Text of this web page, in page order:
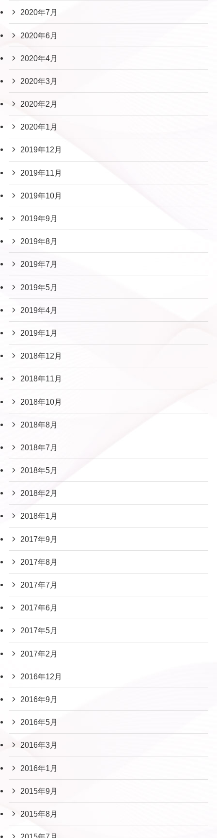
2020年7月
2020年6月
2020年4月
2020年3月
2020年2月
2020年1月
2019年12月
2019年11月
2019年10月
2019年9月
2019年8月
2019年7月
2019年5月
2019年4月
2019年1月
2018年12月
2018年11月
2018年10月
2018年8月
2018年7月
2018年5月
2018年2月
2018年1月
2017年9月
2017年8月
2017年7月
2017年6月
2017年5月
2017年2月
2016年12月
2016年9月
2016年5月
2016年3月
2016年1月
2015年9月
2015年8月